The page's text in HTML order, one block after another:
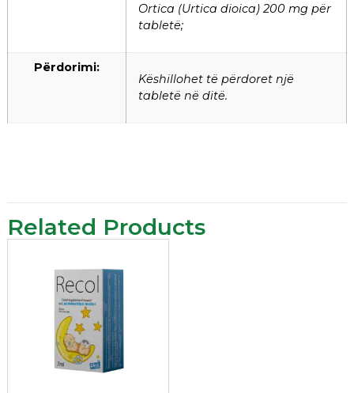
Ortica (Urtica dioica) 200 mg për
tabletë;
Përdorimi:
Këshillohet të përdoret një
tabletë në ditë.
Related Products